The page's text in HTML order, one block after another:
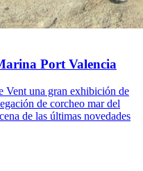
Port Valencia
Vent una gran exhibición de
de corcheo mar del
de las últimas novedades